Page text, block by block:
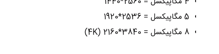
5 مگاپیکسل = 2536*1920
8 مگاپیکسل = 3840*2160 (4K)